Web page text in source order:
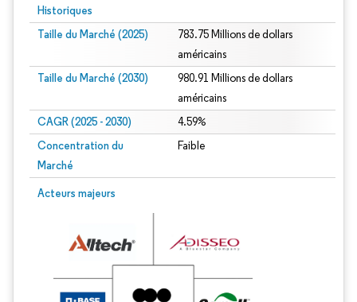
Historiques
Taille du Marché (2025)
783.75 Millions de dollars
américains
Taille du Marché (2030)
980.91 Millions de dollars
américains
CAGR (2025 - 2030) 4.59%
Concentration du
Marché
Faible
Acteurs majeurs